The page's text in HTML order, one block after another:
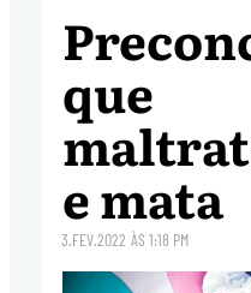
que
e mata
3.FEV.2022 ÀS1:18 PM